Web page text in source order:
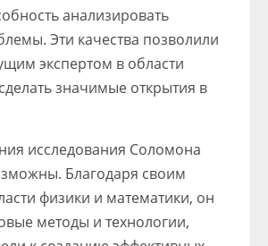
анализировать
Эти качества позволили
экспертом в области
значимые открытия в
исследования Соломона
Благодаря своим
физики и математики, он
методы и технологии,